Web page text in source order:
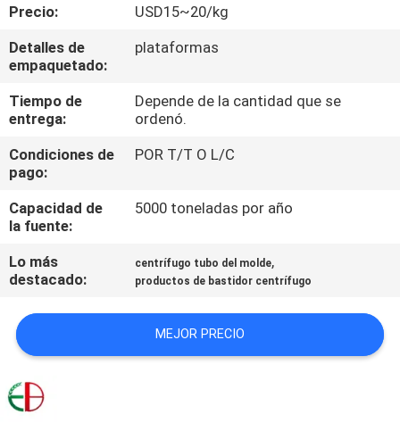
CONTROL
DE
CALIDAD
EN
CONTACTO
CON
NOTICIAS
PIDA
UNA
CITA
Precio:
USD15~20/kg
Detalles de
empaquetado:
plataformas
Tiempo de
entrega:
Depende de la cantidad que se
ordenó.
Condiciones de
pago:
POR T/T O L/C
Capacidad de
la fuente:
5000 toneladas por año
Lo más
destacado:
centrífugo tubo del molde,
productos de bastidor centrífugo
MEJOR PRECIO